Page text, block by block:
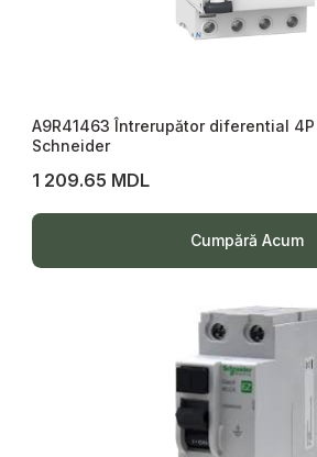
A9R41463 Întrerupător diferential 4P
Schneider
1 209.65 MDL
Cumpără Acum